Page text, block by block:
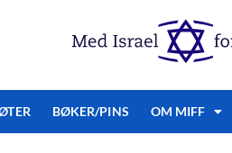
BØKER/PINS OM MIFF